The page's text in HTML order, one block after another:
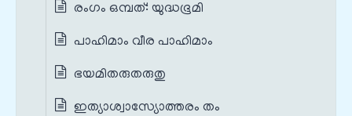
രംഗം ഒമ്പത്: യുദ്ധഭൂമി
പാഹിമാം വീര പാഹിമാം
ഭയമിതരുതരുതു
ഇത്യാശ്വാസ്യോത്തരം തം